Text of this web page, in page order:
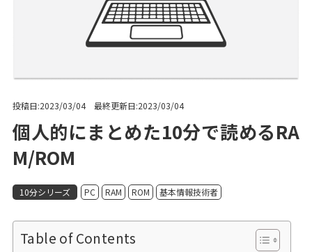
投稿日:2023/03/04 最終更新日:2023/03/04
個人的にまとめた10分で読めるRA
M/ROM
10分シリーズ PC RAM ROM 基本情報技術者
Table of Contents